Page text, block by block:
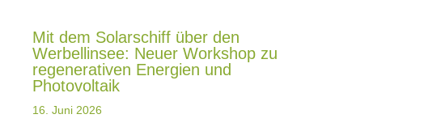
Mit dem Solarschiff über den
Werbellinsee: Neuer Workshop zu
regenerativen Energien und
Photovoltaik
16. Juni 2026